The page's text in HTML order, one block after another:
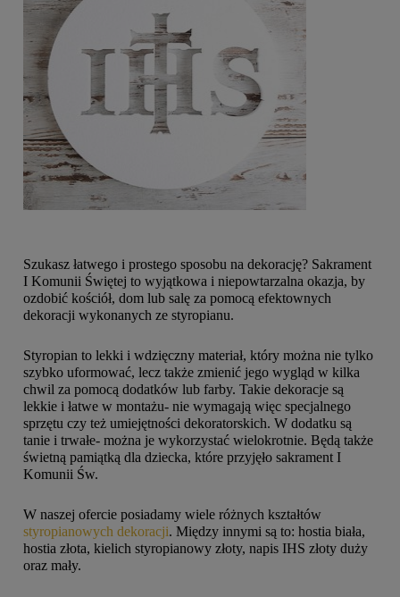
Szukasz łatwego i prostego sposobu na dekorację? Sakrament
I Komunii Świętej to wyjątkowa i niepowtarzalna okazja, by
ozdobić kościół, dom lub salę za pomocą efektownych
dekoracji wykonanych ze styropianu.
Styropian to lekki i wdzięczny materiał, który można nie tylko
szybko uformować, lecz także zmienić jego wygląd w kilka
chwil za pomocą dodatków lub farby. Takie dekoracje są
lekkie i łatwe w montażu- nie wymagają więc specjalnego
sprzętu czy też umiejętności dekoratorskich. W dodatku są
tanie i trwałe- można je wykorzystać wielokrotnie. Będą także
świetną pamiątką dla dziecka, które przyjęło sakrament I
Komunii Św.
W naszej ofercie posiadamy wiele różnych kształtów
styropianowych dekoracji. Między innymi są to: hostia biała,
hostia złota, kielich styropianowy złoty, napis IHS złoty duży
oraz mały.